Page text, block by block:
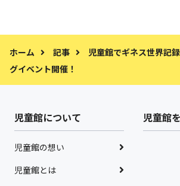
ホーム 記事
児童館でギネス世界記
グイベント開催！
児童館について
児童館の想い
児童館とは
児童館